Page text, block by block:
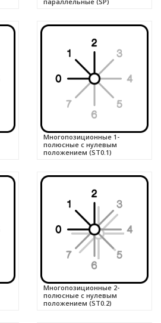
Многопозиционные 1-
полюсные с нулевым
положением (ST0.1)
Многопозиционные 2-
полюсные с нулевым
положением (ST0.2)